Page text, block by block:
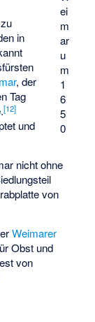
ei
m
ar
u
m
1
6
5
0
in
, der
Tag
[12]
und
nicht ohne
von
Weimarer
Obst und
von